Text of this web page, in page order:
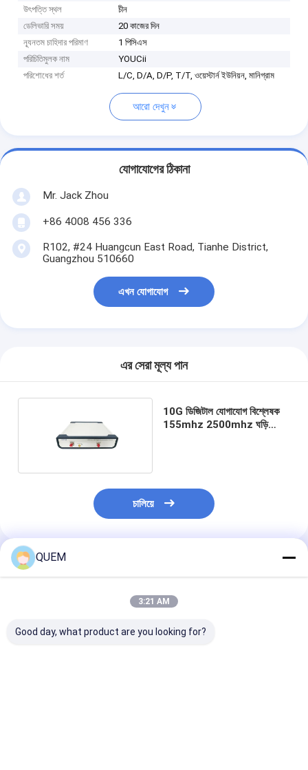
উৎপত্তি স্থল
চীন
ডেলিভারি সময়
20 কাজের দিন
ন্যূনতম চাহিদার পরিমাণ
1 পিসিএস
পরিচিতিমুলক নাম
YOUCii
পরিশোধের শর্ত
L/C, D/A, D/P, T/T, ওয়েস্টার্ন ইউনিয়ন, মানিগ্রাম
আরো দেখুন
যোগাযোগের ঠিকানা
Mr. Jack Zhou
+86 4008 456 336
R102, #24 Huangcun East Road, Tianhe District,
Guangzhou 510660
এখন যোগাযোগ
এর সেরা মূল্য পান
10G ডিজিটাল যোগাযোগ বিশ্লেষক
155mhz 2500mhz ঘড়ি
চালিয়ে
প্রস্তাবিত পণ্য
QUEM
3:21 AM
Good day, what product are you looking for?